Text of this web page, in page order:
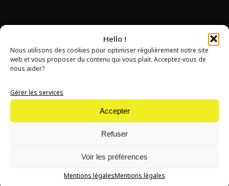
Hello !
Nous utilisons des cookies pour optimiser régulièrement notre site
web et vous proposer du contenu qui vous plait. Acceptez-vous de
nous aider?
Gérer les services
Accepter
Refuser
Voir les préférences
Mentions légalesMentions légales
LABOUTIQUEDU CHBC